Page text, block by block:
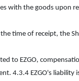
with the goods upon
time of receipt, the
to EZGO,
4.3.4 EZGO's